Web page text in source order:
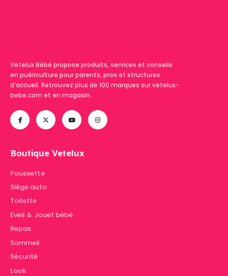
Vetelux Bébé propose produits, services et conseils
en puériculture pour parents, pros et structures
d’accueil. Retrouvez plus de 100 marques sur vetelux-
bebe.com et en magasin.
Boutique Vetelux
Poussette
Siège auto
Toilette
Eveil & Jouet bébé
Repas
Sommeil
Sécurité
Look